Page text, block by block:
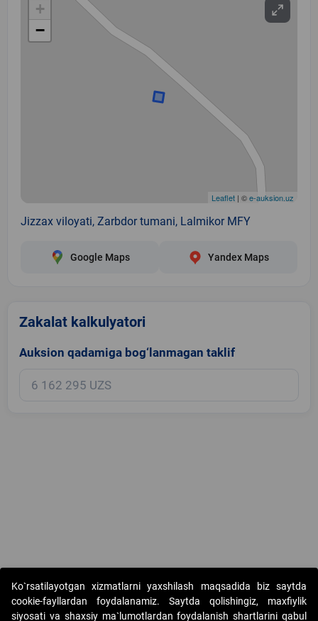
+
−
Leaflet | ©e-auksion.uz
Jizzax viloyati, Zarbdor tumani, Lalmikor MFY
Google Maps Yandex Maps
Zakalat kalkulyatori
Auksion qadamiga bog‘lanmagan taklif
Copyright © 2017-2026. "Elektron onlayn-auksionlarni tashkil etish"
AJ. Barcha huquqlar himoyalangan
Ko`rsatilayotgan xizmatlarni yaxshilash maqsadida biz saytda
cookie-fayllardan foydalanamiz. Saytda qolishingiz, maxfiylik
siyosati va shaxsiy ma`lumotlardan foydalanish shartlarini qabul